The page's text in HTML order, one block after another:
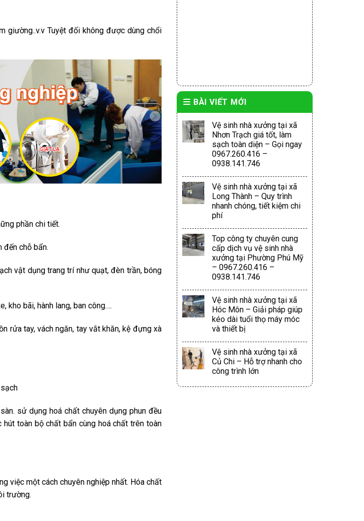
giường..v.v Tuyệt đối không được dùng chổi
phần chi tiết.
đến chỗ bẩn.
vật dụng trang trí như quạt, đèn trần, bóng
kho bãi, hành lang, ban công….
rửa tay, vách ngăn, tay vắt khăn, kệ đựng xà
sử dụng hoá chất chuyên dụng phun đều
toàn bộ chất bẩn cùng hoá chất trên toàn
việc một cách chuyên nghiệp nhất. Hóa chất
trường.
BÀI VIẾT MỚI
Vệ sinh nhà xưởng tại xã
Nhơn Trạch giá tốt, làm
sạch toàn diện – Gọi ngay
0967.260.416 –
0938.141.746
Vệ sinh nhà xưởng tại xã
Long Thành – Quy trình
nhanh chóng, tiết kiệm chi
phí
Top công ty chuyên cung
cấp dịch vụ vệ sinh nhà
xưởng tại Phường Phú Mỹ
– 0967.260.416 –
0938.141.746
Vệ sinh nhà xưởng tại xã
Hóc Môn – Giải pháp giúp
kéo dài tuổi thọ máy móc
và thiết bị
Vệ sinh nhà xưởng tại xã
Củ Chi – Hỗ trợ nhanh cho
công trình lớn